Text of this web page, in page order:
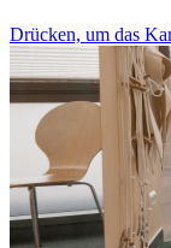
Drücken, um das